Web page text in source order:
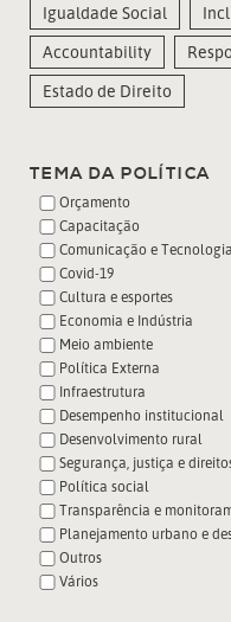
Igualdade Social
Accountability
Estado de Direito
TEMA DA POLÍTICA
Orçamento
Capacitação
Comunicação e Tecnologia
Covid-19
Cultura e esportes
Economia e Indústria
Meio ambiente
Política Externa
Infraestrutura
Desempenho institucional
Desenvolvimento rural
Segurança, justiça e
Política social
Transparência e
Planejamento urbano e
Outros
Vários